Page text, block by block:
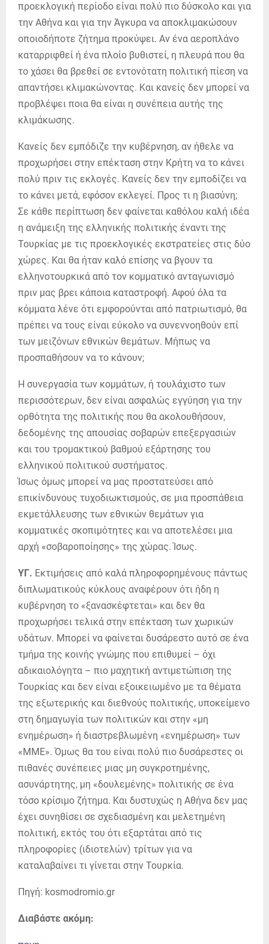
προεκλογική περίοδο είναι πολύ πιο δύσκολο και για
την Αθήνα και για την Άγκυρα να αποκλιμακώσουν
οποιοδήποτε ζήτημα προκύψει. Αν ένα αεροπλάνο
καταρριφθεί ή ένα πλοίο βυθιστεί, η πλευρά που θα
το χάσει θα βρεθεί σε εντονότατη πολιτική πίεση να
απαντήσει κλιμακώνοντας. Και κανείς δεν μπορεί να
προβλέψει ποια θα είναι η συνέπεια αυτής της
κλιμάκωσης.
Κανείς δεν εμπόδιζε την κυβέρνηση, αν ήθελε να
προχωρήσει στην επέκταση στην Κρήτη να το κάνει
πολύ πριν τις εκλογές. Κανείς δεν την εμποδίζει να
το κάνει μετά, εφόσον εκλεγεί. Προς τι η βιασύνη;
Σε κάθε περίπτωση δεν φαίνεται καθόλου καλή ιδέα
η ανάμειξη της ελληνικής πολιτικής έναντι της
Τουρκίας με τις προεκλογικές εκστρατείες στις δύο
χώρες. Και θα ήταν καλό επίσης να βγουν τα
ελληνοτουρκικά από τον κομματικό ανταγωνισμό
πριν μας βρει κάποια καταστροφή. Αφού όλα τα
κόμματα λένε ότι εμφορούνται από πατριωτισμό, θα
πρέπει να τους είναι εύκολο να συνεννοηθούν επί
των μειζόνων εθνικών θεμάτων. Μήπως να
προσπαθήσουν να το κάνουν;
Η συνεργασία των κομμάτων, ή τουλάχιστο των
περισσότερων, δεν είναι ασφαλώς εγγύηση για την
ορθότητα της πολιτικής που θα ακολουθήσουν,
δεδομένης της απουσίας σοβαρών επεξεργασιών
και του τρομακτικού βαθμού εξάρτησης του
ελληνικού πολιτικού συστήματος.
Ίσως όμως μπορεί να μας προστατεύσει από
επικίνδυνους τυχοδιωκτισμούς, σε μια προσπάθεια
εκμετάλλευσης των εθνικών θεμάτων για
κομματικές σκοπιμότητες και να αποτελέσει μια
αρχή «σοβαροποίησης» της χώρας. Ίσως.
ΥΓ. Εκτιμήσεις από καλά πληροφορημένους πάντως
διπλωματικούς κύκλους αναφέρουν ότι ήδη η
κυβέρνηση το «ξανασκέφτεται» και δεν θα
προχωρήσει τελικά στην επέκταση των χωρικών
υδάτων. Μπορεί να φαίνεται δυσάρεστο αυτό σε ένα
τμήμα της κοινής γνώμης που επιθυμεί – όχι
αδικαιολόγητα – πιο μαχητική αντιμετώπιση της
Τουρκίας και δεν είναι εξοικειωμένο με τα θέματα
της εξωτερικής και διεθνούς πολιτικής, υποκείμενο
στη δημαγωγία των πολιτικών και στην «μη
ενημέρωση» ή διαστρεβλωμένη «ενημέρωση» των
«ΜΜΕ». Όμως θα του είναι πολύ πιο δυσάρεστες οι
πιθανές συνέπειες μιας μη συγκροτημένης,
ασυνάρτητης, μη «δουλεμένης» πολιτικής σε ένα
τόσο κρίσιμο ζήτημα. Και δυστυχώς η Αθήνα δεν μας
έχει συνηθίσει σε σχεδιασμένη και μελετημένη
πολιτική, εκτός του ότι εξαρτάται από τις
πληροφορίες (ιδιοτελών) τρίτων για να
καταλαβαίνει τι γίνεται στην Τουρκία.
Πηγή: kosmodromio.gr
Διαβάστε ακόμη: